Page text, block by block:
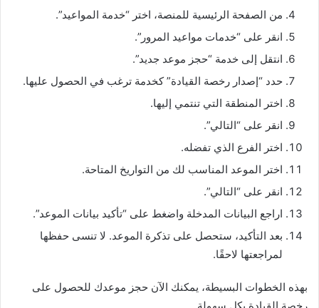
من الصفحة الرئيسية للمنصة، اختر “خدمة المواعيد”.
انقر على “خدمات مواعيد المرور”.
انتقل إلى خدمة “حجز موعد جديد”.
حدد “إصدار رخصة القيادة” كخدمة ترغب في الحصول عليها.
اختر المنطقة التي تنتمي إليها.
انقر على “التالي”.
اختر الفرع الذي تفضله.
اختر الموعد المناسب لك من التواريخ المتاحة.
انقر على “التالي”.
اراجع البيانات المدخلة واضغط على “تأكيد بيانات الموعد”.
بعد التأكيد، ستحصل على تذكرة الموعد. لا تنسى حفظها
لمراجعتها لاحقًا.
بهذه الخطوات البسيطة، يمكنك الآن حجز موعدك للحصول على